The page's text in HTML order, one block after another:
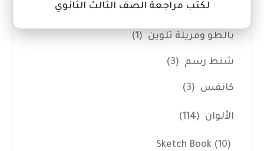
اداوت حفر (7)
بالطو ومريلة تلوين (1)
شنط رسم (3)
كانفس (3)
الألوان (114)
Sketch Book (10)
لكتب مراجعة الصف الثالث الثانوي